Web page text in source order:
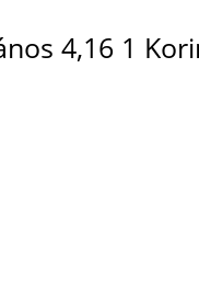
4,16 1